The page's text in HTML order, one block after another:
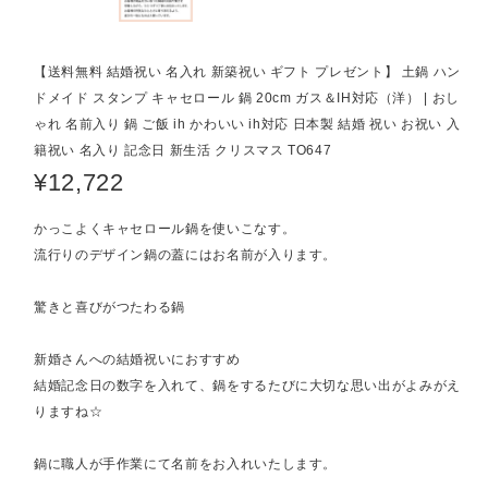
【送料無料 結婚祝い 名入れ 新築祝い ギフト プレゼント】 土鍋 ハン
ドメイド スタンプ キャセロール 鍋 20cm ガス＆IH対応（洋） | おし
ゃれ 名前入り 鍋 ご飯 ih かわいい ih対応 日本製 結婚 祝い お祝い 入
籍祝い 名入り 記念日 新生活 クリスマス TO647
¥12,722
かっこよくキャセロール鍋を使いこなす。
流行りのデザイン鍋の蓋にはお名前が入ります。
驚きと喜びがつたわる鍋
新婚さんへの結婚祝いにおすすめ
結婚記念日の数字を入れて、鍋をするたびに大切な思い出がよみがえ
りますね☆
鍋に職人が手作業にて名前をお入れいたします。